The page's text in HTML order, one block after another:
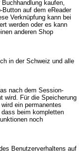
kaufen,
auf dem eReader
Verknüpfung kann bei
werden oder es kann
anderen Shop
in der Schweiz und alle
nach dem Session-
wird. Für die Speicherung
ein permanentes
beim kompletten
noch
Benutzerverhaltens auf